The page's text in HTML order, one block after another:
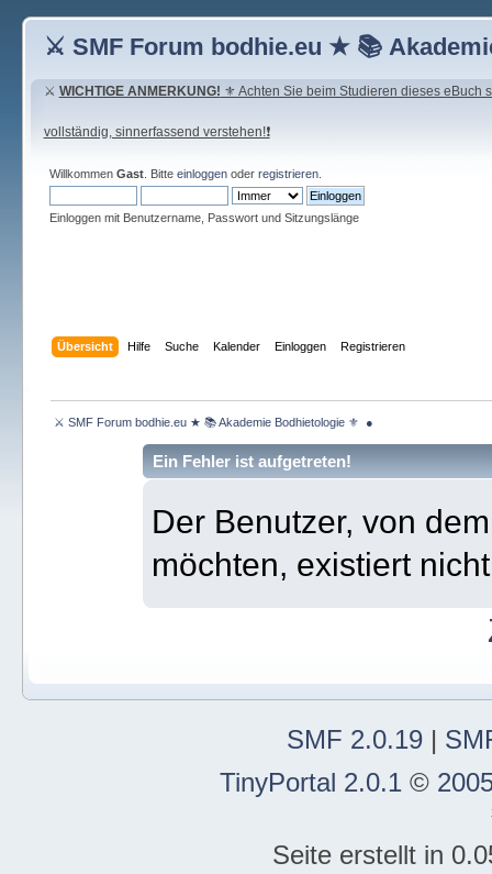
⚔ SMF Forum bodhie.eu ★ 📚
⚔ WICHTIGE ANMERKUNG! ⚜ Achten Sie beim Studieren dieses eBuch
vollständig, sinnerfassend verstehen!❗
Willkommen Gast. Bitte einloggenoder registrieren.
Einloggen mit Benutzername, Passwort und Sitzungslänge
Übersicht Hilfe Suche Kalender Einloggen Registrieren
⚔ SMF Forum bodhie.eu ★ 📚 Akademie Bodhietologie ⚜  ●
Ein Fehler ist aufgetreten!
Der Benutzer, von
möchten, existiert
SMF 2.0.19|
TinyPortal 2.0.1©
Seite erstellt in